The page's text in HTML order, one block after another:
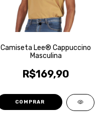
Camiseta Lee® Cappuccino
Masculina
R$169,90
COMPRAR